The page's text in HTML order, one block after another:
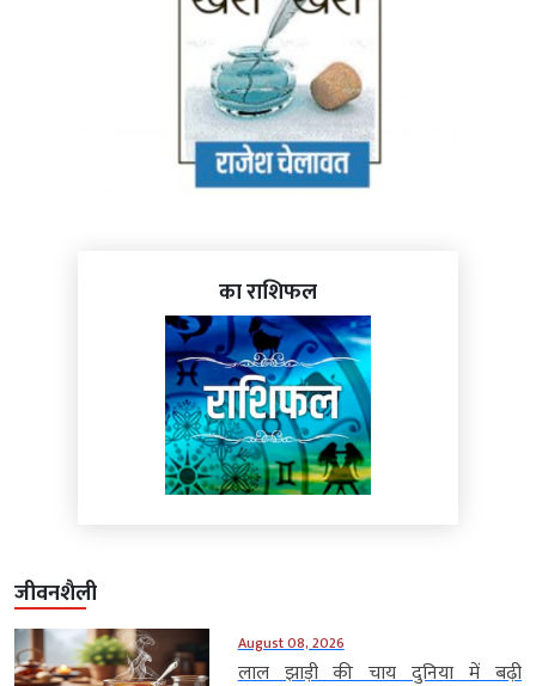
का राशिफल
जीवनशैली
August 08, 2026
लाल झाड़ी की चाय दुनिया में बढ़ी